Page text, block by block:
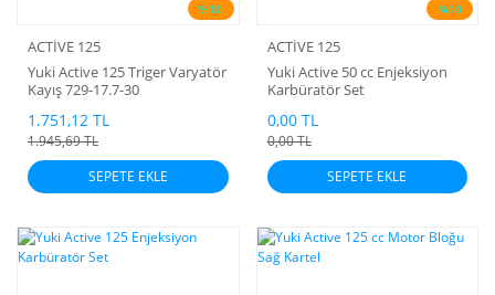
%10
ACTİVE 125
Yuki Active 125 Triger Varyatör
Kayış 729-17.7-30
1.751,12 TL
1.945,69 TL
SEPETE EKLE
%10
ACTİVE 125
Yuki Active 50 cc Enjeksiyon
Karbüratör Set
0,00 TL
0,00 TL
SEPETE EKLE